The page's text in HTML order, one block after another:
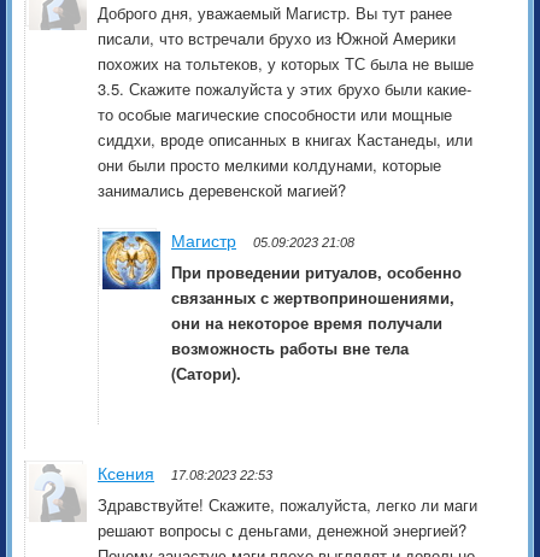
Доброго дня, уважаемый Магистр. Вы тут ранее
писали, что встречали брухо из Южной Америки
похожих на тольтеков, у которых ТС была не выше
3.5. Скажите пожалуйста у этих брухо были какие-
то особые магические способности или мощные
сиддхи, вроде описанных в книгах Кастанеды, или
они были просто мелкими колдунами, которые
занимались деревенской магией?
Магистр 05.09:2023 21:08
При проведении ритуалов, особенно
связанных с жертвоприношениями,
они на некоторое время получали
возможность работы вне тела
(Сатори).
Ксения 17.08:2023 22:53
Здравствуйте! Скажите, пожалуйста, легко ли маги
решают вопросы с деньгами, денежной энергией?